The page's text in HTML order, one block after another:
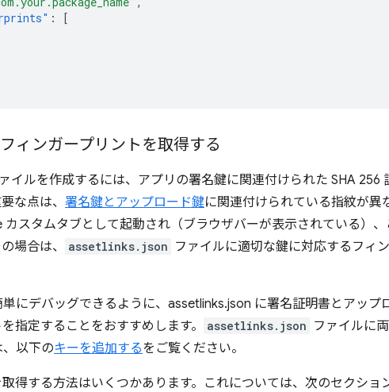
:
[
ィンガープリントを取得する
イルを作成するには、アプリの署名鍵に関連付けられた SHA 256
な点は、 署名鍵とアップロード鍵に関連付けられている指紋が異
カスタムタブとして起動され（ブラウザバーが表示されている）
場合は、
assetlinks.json ファイルに適切な鍵に対応するフィ
にデバッグできるように、assetlinks.json に署名証明書とアップ
指定することをおすすめします。
assetlinks.json ファイルに
以下のキーを追加するをご覧ください。
得する方法はいくつかあります。これについては、次のセクショ